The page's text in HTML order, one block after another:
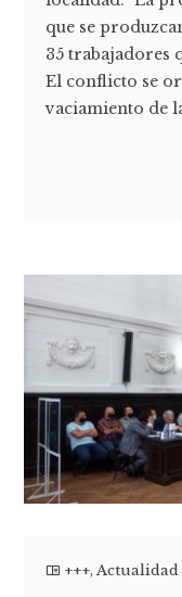
que se
35 trabajadores
El conflicto se
vaciamiento de
+++,Actualidad